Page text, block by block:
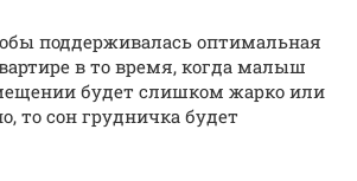
поддерживалась оптимальная
в то время, когда малыш
будет слишком жарко или
то сон грудничка будет